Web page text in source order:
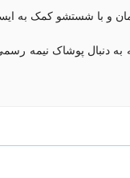
و با شستشو کمک به
دنبال پوشاک نیمه